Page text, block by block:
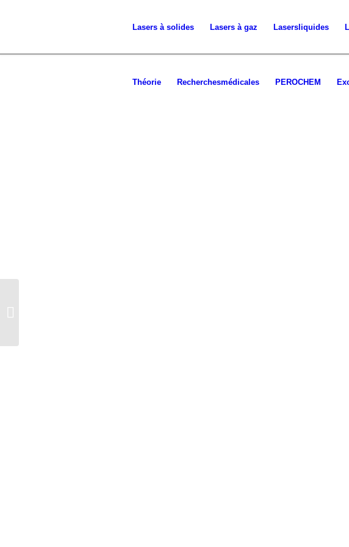
Lasers à solides Lasers à gaz Lasers liquides
Théorie Recherchesmédicales PEROCHEM